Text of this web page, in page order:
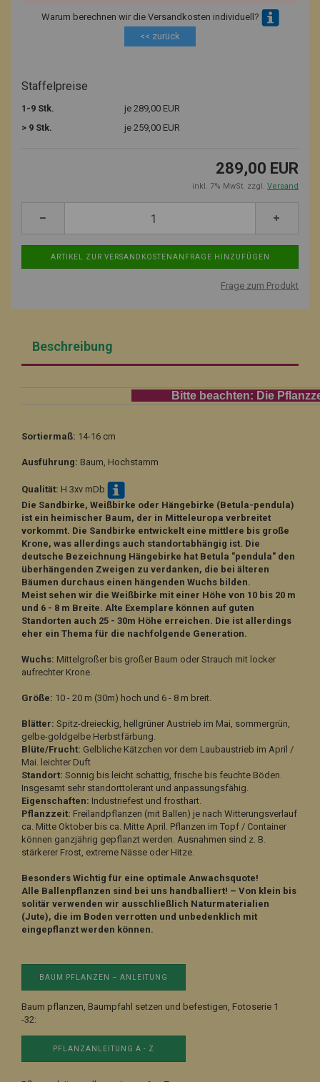
Warum berechnen wir die Versandkosten individuell?
<< zurück
Staffelpreise
1-9 Stk.
je 289,00 EUR
> 9 Stk.
je 259,00 EUR
289,00 EUR
inkl. 7% MwSt. zzgl. Versand
Frage zum Produkt
Beschreibung
Bitte beachten: Die Pflanzzeit für
Sortiermaß: 14-16 cm
Ausführung: Baum, Hochstamm
Qualität: H 3xv mDb
Die Sandbirke, Weißbirke oder Hängebirke (Betula-pendula)
ist ein heimischer Baum, der in Mitteleuropa verbreitet
vorkommt. Die Sandbirke entwickelt eine mittlere bis große
Krone, was allerdings auch standortabhängig ist. Die
deutsche Bezeichnung Hängebirke hat Betula "pendula" den
überhängenden Zweigen zu verdanken, die bei älteren
Bäumen durchaus einen hängenden Wuchs bilden.
Meist sehen wir die Weißbirke mit einer Höhe von 10 bis 20 m
und 6 - 8 m Breite. Alte Exemplare können auf guten
Standorten auch 25 - 30m Höhe erreichen. Die ist allerdings
eher ein Thema für die nachfolgende Generation.
Wuchs: Mittelgroßer bis großer Baum oder Strauch mit locker
aufrechter Krone.
Größe: 10 - 20 m (30m) hoch und 6 - 8 m breit.
Blätter: Spitz-dreieckig, hellgrüner Austrieb im Mai, sommergrün,
gelbe-goldgelbe Herbstfärbung.
Blüte/Frucht: Gelbliche Kätzchen vor dem Laubaustrieb im April /
Mai. leichter Duft
Standort: Sonnig bis leicht schattig, frische bis feuchte Böden.
Insgesamt sehr standorttolerant und anpassungsfähig.
Eigenschaften: Industriefest und frosthart.
Pflanzzeit: Freilandpflanzen (mit Ballen) je nach Witterungsverlauf
ca. Mitte Oktober bis ca. Mitte April. Pflanzen im Topf / Container
können ganzjährig gepflanzt werden. Ausnahmen sind z. B.
stärkerer Frost, extreme Nässe oder Hitze.
Besonders Wichtig für eine optimale Anwachsquote!
Alle Ballenpflanzen sind bei uns handballiert! – Von klein bis
solitär verwenden wir ausschließlich Naturmaterialien
(Jute), die im Boden verrotten und unbedenklich mit
eingepflanzt werden können.
BAUM PFLANZEN – ANLEITUNG
Baum pflanzen, Baumpfahl setzen und befestigen, Fotoserie 1
-32:
PFLANZANLEITUNG A - Z